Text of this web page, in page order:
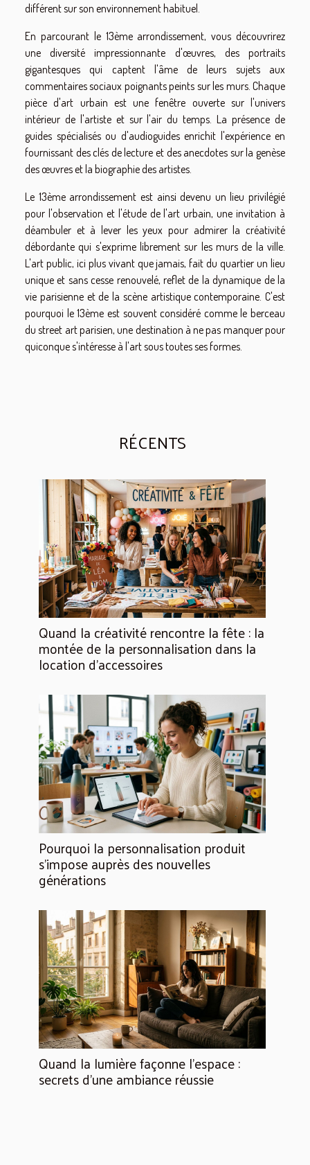
différent sur son environnement habituel.
En parcourant le 13ème arrondissement, vous découvrirez
une diversité impressionnante d'œuvres, des portraits
gigantesques qui captent l'âme de leurs sujets aux
commentaires sociaux poignants peints sur les murs. Chaque
pièce d'art urbain est une fenêtre ouverte sur l'univers
intérieur de l'artiste et sur l'air du temps. La présence de
guides spécialisés ou d'audioguides enrichit l'expérience en
fournissant des clés de lecture et des anecdotes sur la genèse
des œuvres et la biographie des artistes.
Le 13ème arrondissement est ainsi devenu un lieu privilégié
pour l'observation et l'étude de l'art urbain, une invitation à
déambuler et à lever les yeux pour admirer la créativité
débordante qui s'exprime librement sur les murs de la ville.
L'art public, ici plus vivant que jamais, fait du quartier un lieu
unique et sans cesse renouvelé, reflet de la dynamique de la
vie parisienne et de la scène artistique contemporaine. C'est
pourquoi le 13ème est souvent considéré comme le berceau
du street art parisien, une destination à ne pas manquer pour
quiconque s'intéresse à l'art sous toutes ses formes.
RÉCENTS
Quand la créativité rencontre la fête : la
montée de la personnalisation dans la
location d’accessoires
Pourquoi la personnalisation produit
s’impose auprès des nouvelles
générations
Quand la lumière façonne l’espace :
secrets d’une ambiance réussie